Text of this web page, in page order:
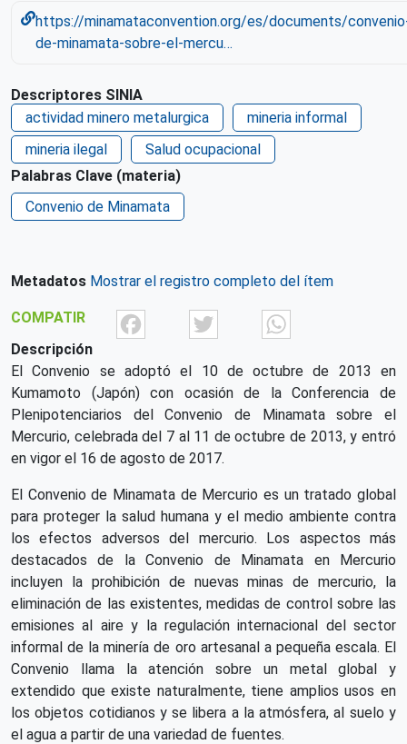
https://minamataconvention.org/es/documents/
de-minamata-sobre-el-mercu…
Descriptores SINIA
actividad minero metalurgica
mineria informal
mineria ilegal
Salud ocupacional
Palabras Clave (materia)
Convenio de Minamata
Metadatos Mostrar el registro completo del ítem
COMPATIR FacebookTwitter
Descripción
El Convenio se adoptó el 10 de octubre de 2013 en
Kumamoto (Japón) con ocasión de la Conferencia de
Plenipotenciarios del Convenio de Minamata sobre el
Mercurio, celebrada del 7 al 11 de octubre de 2013, y entró
en vigor el 16 de agosto de 2017.
El Convenio de Minamata de Mercurio es un tratado global
para proteger la salud humana y el medio ambiente contra
los efectos adversos del mercurio. Los aspectos más
destacados de la Convenio de Minamata en Mercurio
incluyen la prohibición de nuevas minas de mercurio, la
eliminación de las existentes, medidas de control sobre las
emisiones al aire y la regulación internacional del sector
informal de la minería de oro artesanal a pequeña escala. El
Convenio llama la atención sobre un metal global y
extendido que existe naturalmente, tiene amplios usos en
los objetos cotidianos y se libera a la atmósfera, al suelo y
el agua a partir de una variedad de fuentes.